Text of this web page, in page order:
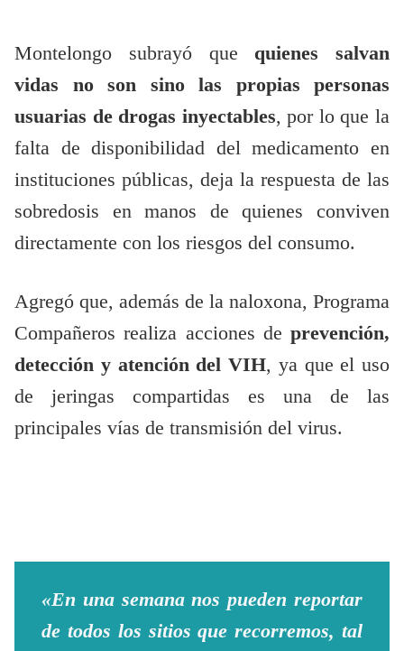
Montelongo subrayó que quienes salvan
vidas no son sino las propias personas
usuarias de drogas inyectables, por lo que la
falta de disponibilidad del medicamento en
instituciones públicas, deja la respuesta de las
sobredosis en manos de quienes conviven
directamente con los riesgos del consumo.
Agregó que, además de la naloxona, Programa
Compañeros realiza acciones de prevención,
detección y atención del VIH, ya que el uso
de jeringas compartidas es una de las
principales vías de transmisión del virus.
«En una semana nos pueden reportar
de todos los sitios que recorremos, tal